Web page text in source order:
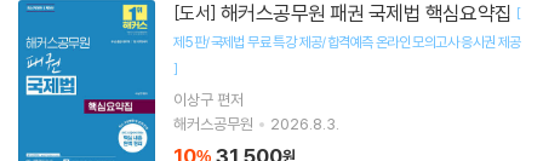
[도서] 해커스공무원 패권 국제법 핵심요약집 [
제5판/국제법 무료 특강 제공/합격예측 온라인 모의고사 응시권 제공
]
이상구 편저
해커스공무원
2026.8.3.
%
원